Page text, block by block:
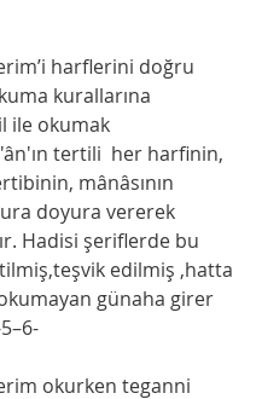
kurallarına
ile okumak
tertili  her harfinin,
mânâsının
doyura vererek
Hadisi şeriflerde bu
edilmiş ,hatta
günaha girer